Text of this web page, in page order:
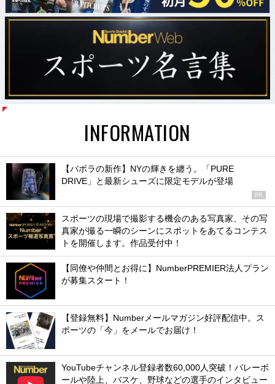
INFORMATION
【バボラの新作】NYの輝きを纏う。「PURE
DRIVE」と最新シューズに限定モデルが登場
PR
スポーツの現場で撮影する機会のある写真家、その写
真家が撮る一瞬のシーンにスポットをあてるコンテス
トを開催します。作品受付中！
【同僚や仲間とお得に】NumberPREMIER法人プラン
が募集スタート！
【登録無料】Numberメールマガジン好評配信中。ス
ポーツの「今」をメールでお届け！
YouTubeチャンネル登録者数60,000人突破！バレーボ
ールや陸上、バスケ、野球などの選手のインタビュー